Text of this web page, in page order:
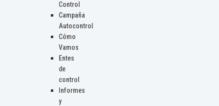
Control
Campaña
Autocontrol
Cómo
Vamos
Entes
de
control
Informes
y